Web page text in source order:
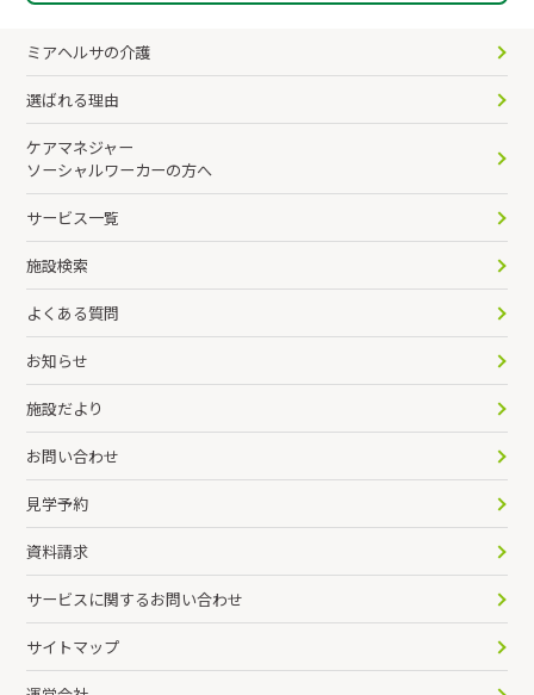
ミアヘルサの介護
選ばれる理由
ケアマネジャー
ソーシャルワーカーの方へ
サービス一覧
施設検索
よくある質問
お知らせ
施設だより
お問い合わせ
見学予約
資料請求
サービスに関するお問い合わせ
サイトマップ